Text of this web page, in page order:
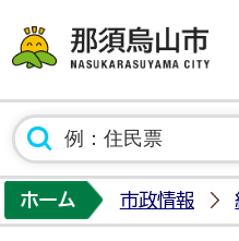
ホーム 市政情報